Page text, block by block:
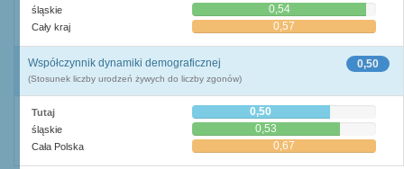
śląskie 0,54
Cały kraj 0,57
0,50
Współczynnik dynamiki demograficznej
(Stosunek liczby urodzeń żywych do liczby zgonów)
Tutaj 0,50
śląskie 0,53
Cała Polska 0,67